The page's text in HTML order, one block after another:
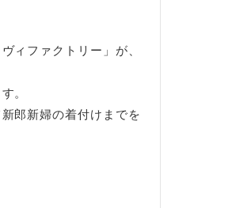
ィファクトリー」が、
。
郎新婦の着付けまでを